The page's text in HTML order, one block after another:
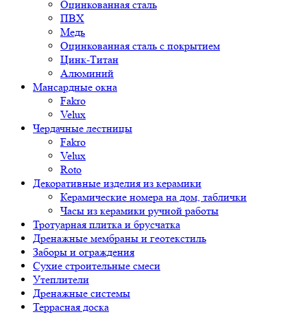
Оцинкованная сталь
ПВХ
Медь
Оцинкованная сталь с покрытием
Цинк-Титан
Алюминий
Мансардные окна
Fakro
Velux
Чердачные лестницы
Fakro
Velux
Roto
Декоративные изделия из керамики
Керамические номера на дом, таблички
Часы из керамики ручной работы
Тротуарная плитка и брусчатка
Дренажные мембраны и геотекстиль
Заборы и ограждения
Сухие строительные смеси
Утеплители
Дренажные системы
Террасная доска